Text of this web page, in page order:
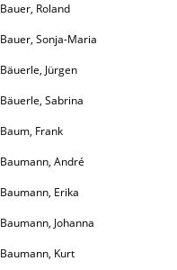
Bauer, Roland
Bauer, Sonja-Maria
Bäuerle, Jürgen
Bäuerle, Sabrina
Baum, Frank
Baumann, André
Baumann, Erika
Baumann, Johanna
Baumann, Kurt